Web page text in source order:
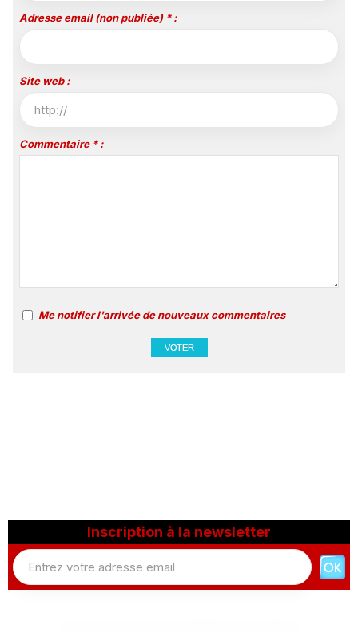
Adresse email (non publiée) * :
Site web :
Commentaire * :
Me notifier l'arrivée de nouveaux commentaires
Inscription à la newsletter